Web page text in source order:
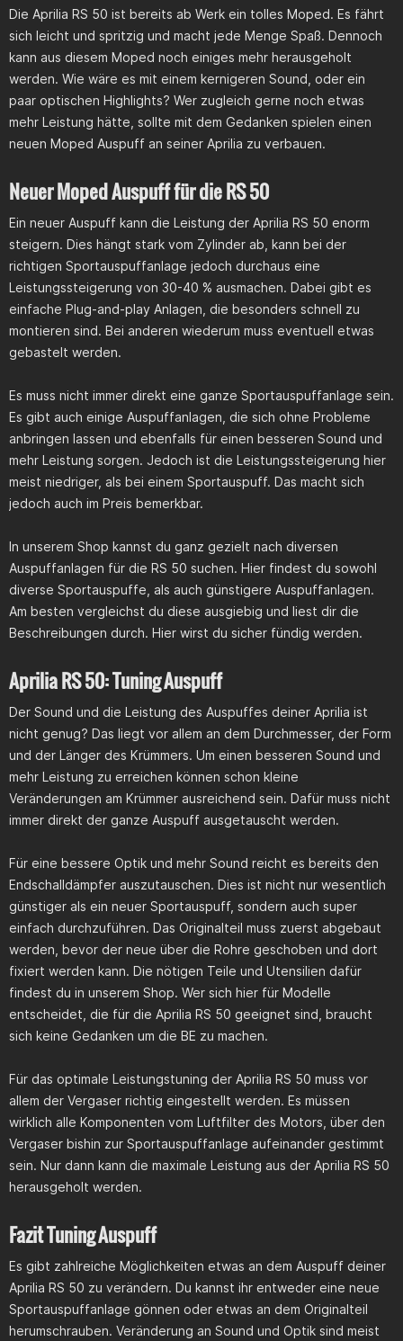
Die Aprilia RS 50 ist bereits ab Werk ein tolles Moped. Es fährt
sich leicht und spritzig und macht jede Menge Spaß. Dennoch
kann aus diesem Moped noch einiges mehr herausgeholt
werden. Wie wäre es mit einem kernigeren Sound, oder ein
paar optischen Highlights? Wer zugleich gerne noch etwas
mehr Leistung hätte, sollte mit dem Gedanken spielen einen
neuen Moped Auspuff an seiner Aprilia zu verbauen.
Neuer Moped Auspuff für die RS 50
Ein neuer Auspuff kann die Leistung der Aprilia RS 50 enorm
steigern. Dies hängt stark vom Zylinder ab, kann bei der
richtigen Sportauspuffanlage jedoch durchaus eine
Leistungssteigerung von 30-40 % ausmachen. Dabei gibt es
einfache Plug-and-play Anlagen, die besonders schnell zu
montieren sind. Bei anderen wiederum muss eventuell etwas
gebastelt werden.
Es muss nicht immer direkt eine ganze Sportauspuffanlage sein.
Es gibt auch einige Auspuffanlagen, die sich ohne Probleme
anbringen lassen und ebenfalls für einen besseren Sound und
mehr Leistung sorgen. Jedoch ist die Leistungssteigerung hier
meist niedriger, als bei einem Sportauspuff. Das macht sich
jedoch auch im Preis bemerkbar.
In unserem Shop kannst du ganz gezielt nach diversen
Auspuffanlagen für die RS 50 suchen. Hier findest du sowohl
diverse Sportauspuffe, als auch günstigere Auspuffanlagen.
Am besten vergleichst du diese ausgiebig und liest dir die
Beschreibungen durch. Hier wirst du sicher fündig werden.
Aprilia RS 50: Tuning Auspuff
Der Sound und die Leistung des Auspuffes deiner Aprilia ist
nicht genug? Das liegt vor allem an dem Durchmesser, der Form
und der Länger des Krümmers. Um einen besseren Sound und
mehr Leistung zu erreichen können schon kleine
Veränderungen am Krümmer ausreichend sein. Dafür muss nicht
immer direkt der ganze Auspuff ausgetauscht werden.
Für eine bessere Optik und mehr Sound reicht es bereits den
Endschalldämpfer auszutauschen. Dies ist nicht nur wesentlich
günstiger als ein neuer Sportauspuff, sondern auch super
einfach durchzuführen. Das Originalteil muss zuerst abgebaut
werden, bevor der neue über die Rohre geschoben und dort
fixiert werden kann. Die nötigen Teile und Utensilien dafür
findest du in unserem Shop. Wer sich hier für Modelle
entscheidet, die für die Aprilia RS 50 geeignet sind, braucht
sich keine Gedanken um die BE zu machen.
Für das optimale Leistungstuning der Aprilia RS 50 muss vor
allem der Vergaser richtig eingestellt werden. Es müssen
wirklich alle Komponenten vom Luftfilter des Motors, über den
Vergaser bishin zur Sportauspuffanlage aufeinander gestimmt
sein. Nur dann kann die maximale Leistung aus der Aprilia RS 50
herausgeholt werden.
Fazit Tuning Auspuff
Es gibt zahlreiche Möglichkeiten etwas an dem Auspuff deiner
Aprilia RS 50 zu verändern. Du kannst ihr entweder eine neue
Sportauspuffanlage gönnen oder etwas an dem Originalteil
herumschrauben. Veränderung an Sound und Optik sind meist